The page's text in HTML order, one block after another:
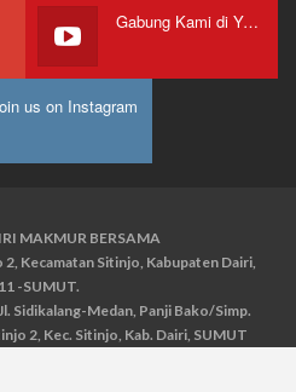
Gabung Kami di Youtube
us on Instagram
MAKMUR BERSAMA
Kecamatan Sitinjo, Kabupaten Dairi,
-SUMUT.
Sidikalang-Medan, Panji Bako/Simp.
2, Kec. Sitinjo, Kab. Dairi, SUMUT